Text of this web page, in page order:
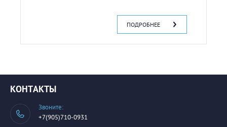
ПОДРОБНЕЕ
КОНТАКТЫ
Звоните:
+7(905)710-0931